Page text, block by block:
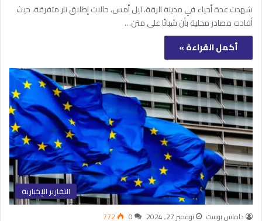
شهدت عدة أحياء في مدينة الرقة، ليل أمس، حالات إطلاق نار متفرقة، حيث
أفادت مصادر محلية بأن شبانًا على متن…
أكمل القراءة »
التقارير الإخبارية
داماس بوست نوفمبر 27, 2024 0
772